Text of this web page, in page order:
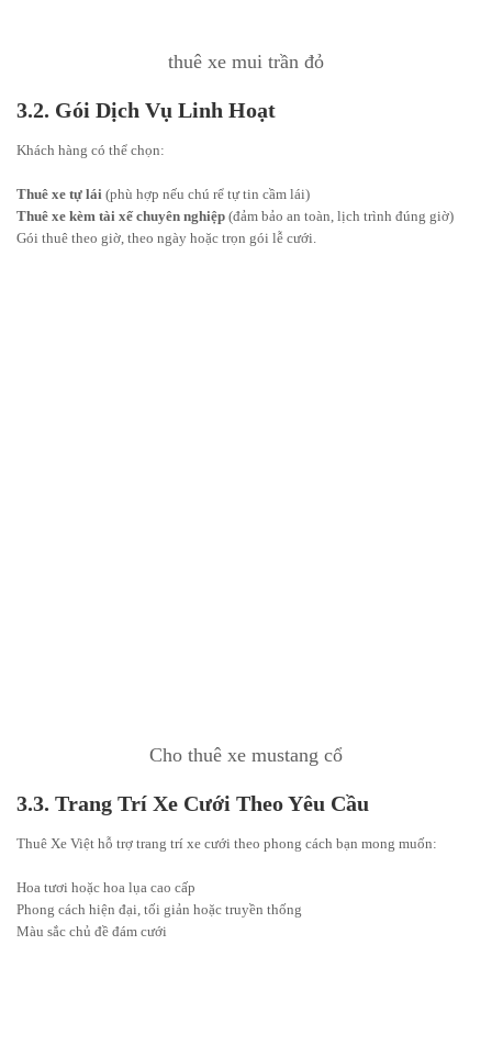
thuê xe mui trần đỏ
3.2. Gói Dịch Vụ Linh Hoạt
Khách hàng có thể chọn:
Thuê xe tự lái (phù hợp nếu chú rể tự tin cầm lái)
Thuê xe kèm tài xế chuyên nghiệp (đảm bảo an toàn, lịch trình đúng giờ)
Gói thuê theo giờ, theo ngày hoặc trọn gói lễ cưới.
Cho thuê xe mustang cổ
3.3. Trang Trí Xe Cưới Theo Yêu Cầu
Thuê Xe Việt hỗ trợ trang trí xe cưới theo phong cách bạn mong muốn:
Hoa tươi hoặc hoa lụa cao cấp
Phong cách hiện đại, tối giản hoặc truyền thống
Màu sắc chủ đề đám cưới